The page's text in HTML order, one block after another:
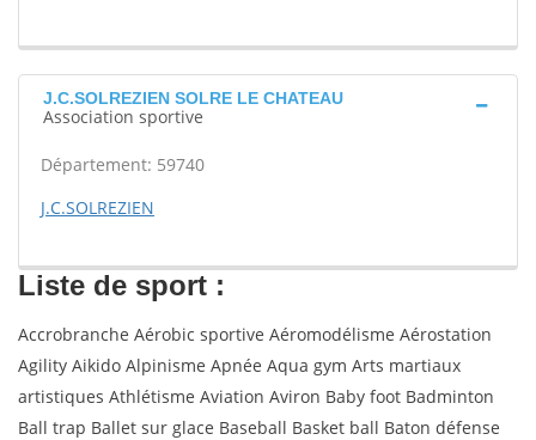
J.C.SOLREZIEN SOLRE LE CHATEAU
Association sportive
Département: 59740
J.C.SOLREZIEN
Liste de sport :
Accrobranche Aérobic sportive Aéromodélisme Aérostation
Agility Aikido Alpinisme Apnée Aqua gym Arts martiaux
artistiques Athlétisme Aviation Aviron Baby foot Badminton
Ball trap Ballet sur glace Baseball Basket ball Baton défense